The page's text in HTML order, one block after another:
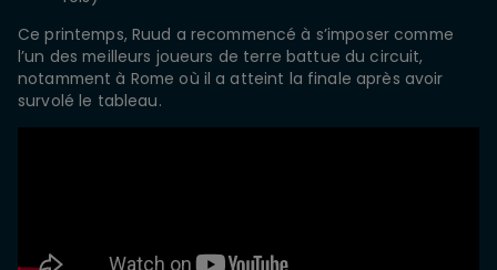
Ce printemps, Ruud a recommencé à s’imposer comme
l’un des meilleurs joueurs de terre battue du circuit,
notamment à Rome où il a atteint la finale après avoir
survolé le tableau.